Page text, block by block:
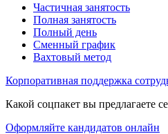
Частичная занятость
Полная занятость
Полный день
Сменный график
Вахтовый метод
Корпоративная поддержка
Какой соцпакет вы предлагаете
Оформляйте кандидатов онлайн